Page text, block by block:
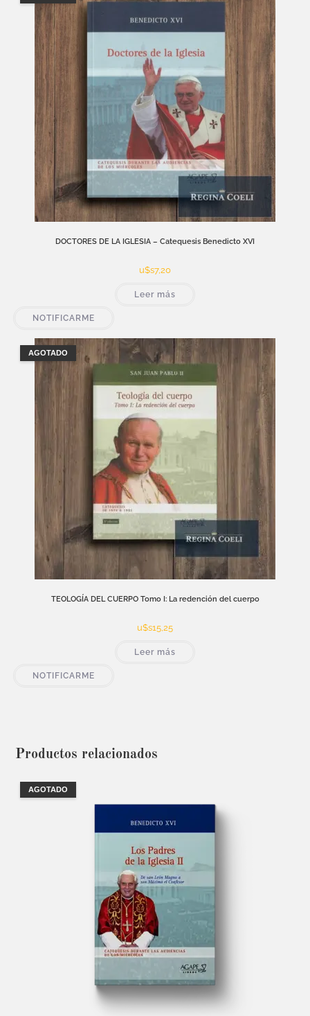
DOCTORES DE LA IGLESIA – Catequesis Benedicto XVI
u$s7,20
Leer más
NOTIFICARME
AGOTADO
TEOLOGÍA DEL CUERPO Tomo I: La redención del cuerpo
u$s15,25
Leer más
NOTIFICARME
Productos relacionados
AGOTADO